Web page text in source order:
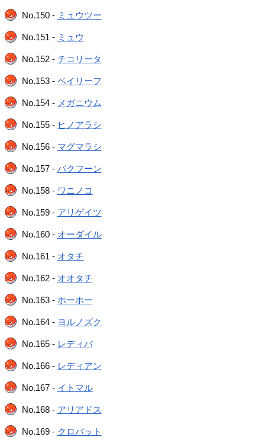
No.150 - ミュウツー
No.151 - ミュウ
No.152 - チコリータ
No.153 - ベイリーフ
No.154 - メガニウム
No.155 - ヒノアラシ
No.156 - マグマラシ
No.157 - バクフーン
No.158 - ワニノコ
No.159 - アリゲイツ
No.160 - オーダイル
No.161 - オタチ
No.162 - オオタチ
No.163 - ホーホー
No.164 - ヨルノズク
No.165 - レディバ
No.166 - レディアン
No.167 - イトマル
No.168 - アリアドス
No.169 - クロバット